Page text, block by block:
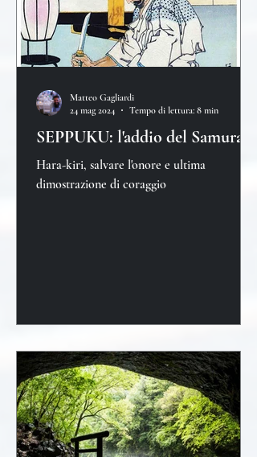
SEPPUKU: l'addio del Samurai
Hara-kiri, salvare l'onore e ultima
dimostrazione di coraggio
Matteo Gagliardi
24 mag 2024
Tempo di lettura: 8 min